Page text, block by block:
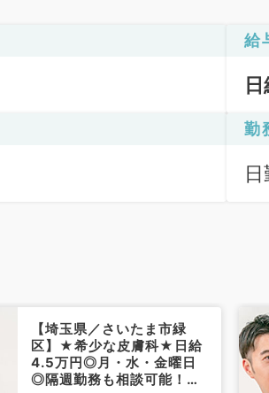
給
勤
【埼玉県／さいたま市緑
区】★希少な皮膚科★日給
4.5万円◎月・水・金曜日
◎隔週勤務も相談可能！駅